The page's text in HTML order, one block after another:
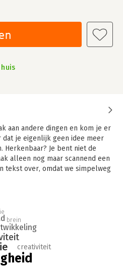
aan andere dingen en kom je er
dat je eigenlijk geen idee meer
Herkenbaar? Je bent niet de
alleen nog maar scannend een
tekst over, omdat we simpelweg
We kunnen niet meer
informatie die we dagelijks
afgeleid tijdens het lezen
informatie niet meer
creativiteit
brein